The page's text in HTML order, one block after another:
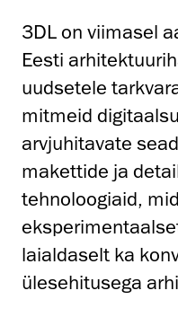
3DL on viimasel
Eesti
uudsetele
mitmeid
arvjuhitavate
makettide ja
tehnoloogiaid,
laialdaselt ka
ülesehitusega